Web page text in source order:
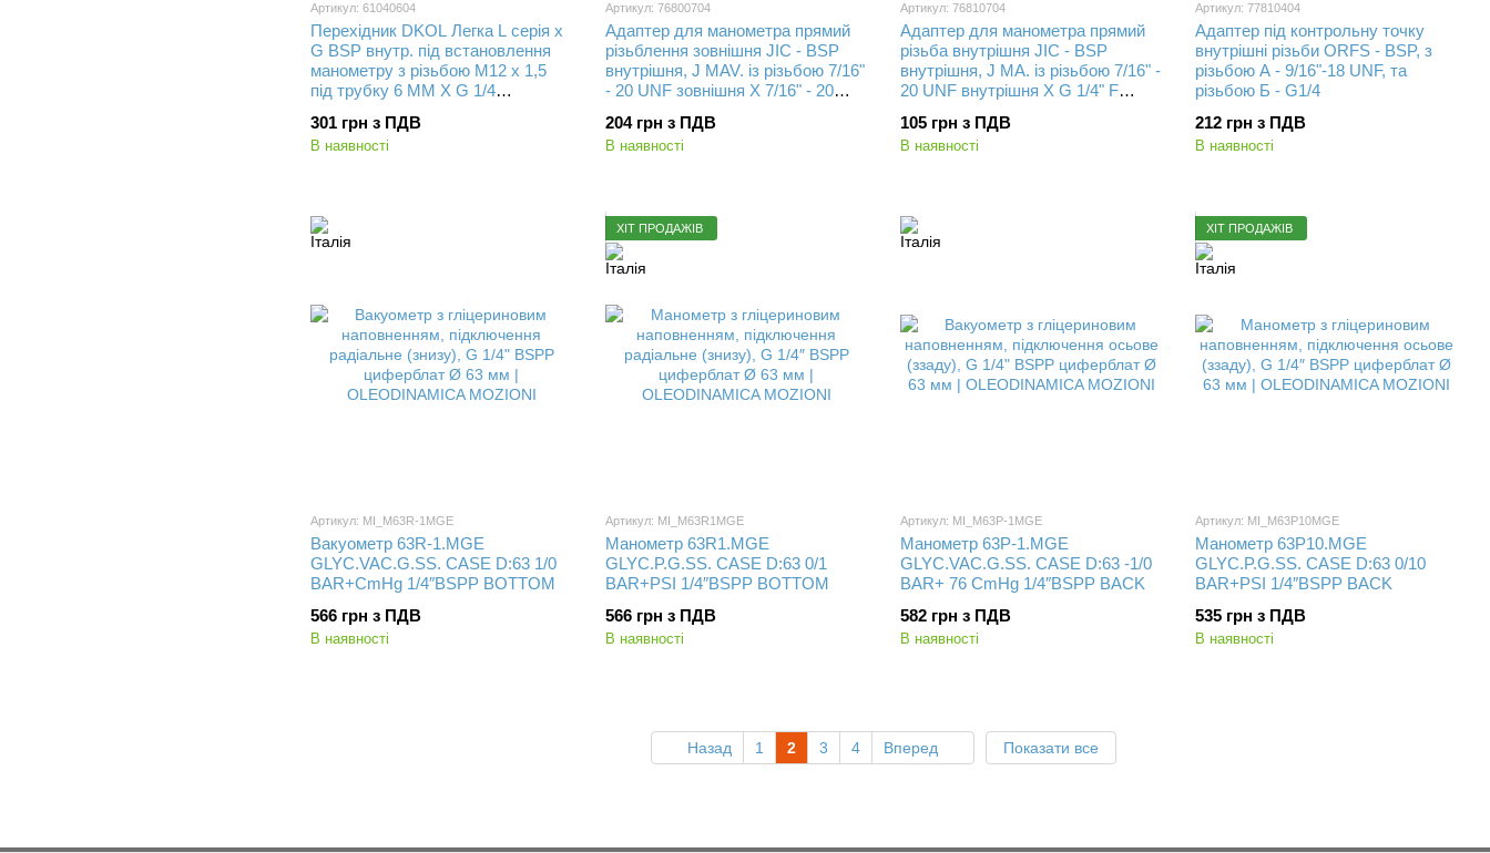
Артикул: 61040604
Перехідник DKOL Легка L серія x
G BSP внутр. під встановлення
манометру з різьбою М12 х 1,5
під трубку 6 MM X G 1/4
301 грн з ПДВ
В наявності
Артикул: 76800704
Адаптер для манометра прямий
різьблення зовнішня JIC - BSP
внутрішня, J MAV. із різьбою 7/16"
- 20 UNF зовнішня X 7/16" - 20
204 грн з ПДВ
В наявності
Артикул: 76810704
Адаптер для манометра прямий
різьба внутрішня JIC - BSP
внутрішня, J MA. із різьбою 7/16" -
20 UNF внутрішня X G 1/4" F
105 грн з ПДВ
В наявності
Артикул: 77810404
Адаптер під контрольну точку
внутрішні різьби ORFS - BSP, з
різьбою А - 9/16"-18 UNF, та
різьбою Б - G1/4
212 грн з ПДВ
В наявності
Артикул: MI_M63R-1MGE
Вакуометр 63R-1.MGE
GLYC.VAC.G.SS. CASE D:63 1/0
BAR+CmHg 1/4″BSPP BOTTOM
566 грн з ПДВ
В наявності
ХІТ ПРОДАЖІВ
Артикул: MI_M63R1MGE
Манометр 63R1.MGE
GLYC.P.G.SS. CASE D:63 0/1
BAR+PSI 1/4″BSPP BOTTOM
566 грн з ПДВ
В наявності
Артикул: MI_M63P-1MGE
Манометр 63P-1.MGE
GLYC.VAC.G.SS. CASE D:63 -1/0
BAR+ 76 CmHg 1/4″BSPP BACK
582 грн з ПДВ
В наявності
ХІТ ПРОДАЖІВ
Артикул: MI_M63P10MGE
Манометр 63P10.MGE
GLYC.P.G.SS. CASE D:63 0/10
BAR+PSI 1/4″BSPP BACK
535 грн з ПДВ
В наявності
Назад 1 2 3 4 Вперед Показати все